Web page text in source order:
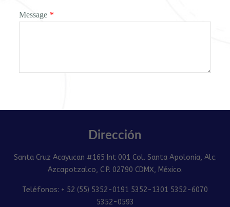
Message *
Dirección
Santa Cruz Acayucan #165 Int 001 Col. Santa Apolonia, Alc.
Azcapotzalco, C.P. 02790 CDMX, México.
Teléfonos: + 52 (55) 5352-0191 5352-1301 5352-6070
5352-0593